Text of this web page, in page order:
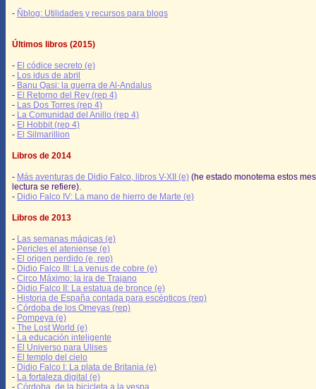
- Ñblog: Utilidades y recursos para blogs
Últimos libros (2015)
- El códice secreto (e)
- Los idus de abril
- Banu Qasi: la guerra de Al-Andalus
- El Retorno del Rey (rep 4)
- Las Dos Torres (rep 4)
- La Comunidad del Anillo (rep 4)
- El Hobbit (rep 4)
- El Silmarillion
Libros de 2014
- Más aventuras de Didio Falco, libros V-XII (e) (he estado monotema estos
lectura se refiere).
- Didio Falco IV: La mano de hierro de Marte (e)
Libros de 2013
- Las semanas mágicas (e)
- Pericles el ateniense (e)
- El origen perdido (e, rep)
- Didio Falco III: La venus de cobre (e)
- Circo Máximo: la ira de Trajano
- Didio Falco II: La estatua de bronce (e)
- Historia de España contada para escépticos (rep)
- Córdoba de los Omeyas (rep)
- Pompeya (e)
- The Lost World (e)
- La educación inteligente
- El Universo para Ulises
- El templo del cielo
- Didio Falco I: La plata de Britania (e)
- La fortaleza digital (e)
- Córdoba, de la bicicleta a la vespa